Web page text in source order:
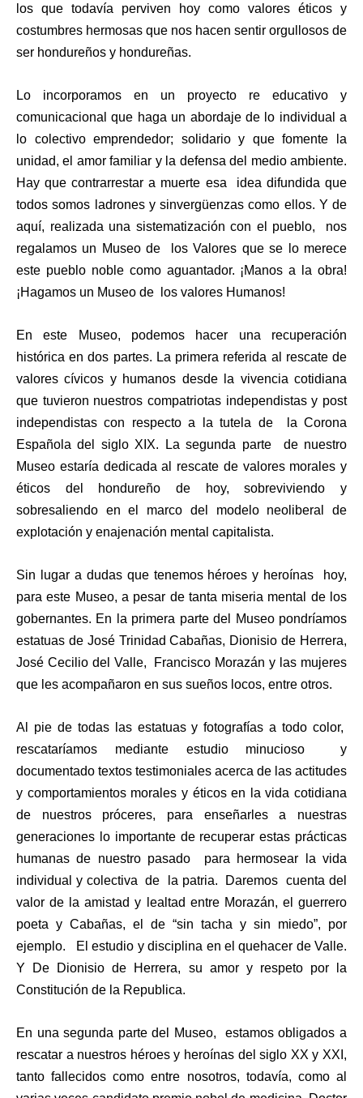
los que todavía perviven hoy como valores éticos y
costumbres hermosas que nos hacen sentir orgullosos de
ser hondureños y hondureñas.
Lo incorporamos en un proyecto re educativo y
comunicacional que haga un abordaje de lo individual a
lo colectivo emprendedor; solidario y que fomente la
unidad, el amor familiar y la defensa del medio ambiente.
Hay que contrarrestar a muerte esa idea difundida que
todos somos ladrones y sinvergüenzas como ellos. Y de
aquí, realizada una sistematización con el pueblo, nos
regalamos un Museo de los Valores que se lo merece
este pueblo noble como aguantador. ¡Manos a la obra!
¡Hagamos un Museo de los valores Humanos!
En este Museo, podemos hacer una recuperación
histórica en dos partes. La primera referida al rescate de
valores cívicos y humanos desde la vivencia cotidiana
que tuvieron nuestros compatriotas independistas y post
independistas con respecto a la tutela de la Corona
Española del siglo XIX. La segunda parte de nuestro
Museo estaría dedicada al rescate de valores morales y
éticos del hondureño de hoy, sobreviviendo y
sobresaliendo en el marco del modelo neoliberal de
explotación y enajenación mental capitalista.
Sin lugar a dudas que tenemos héroes y heroínas hoy,
para este Museo, a pesar de tanta miseria mental de los
gobernantes. En la primera parte del Museo pondríamos
estatuas de José Trinidad Cabañas, Dionisio de Herrera,
José Cecilio del Valle, Francisco Morazán y las mujeres
que les acompañaron en sus sueños locos, entre otros.
Al pie de todas las estatuas y fotografías a todo color,
rescataríamos mediante estudio minucioso y
documentado textos testimoniales acerca de las actitudes
y comportamientos morales y éticos en la vida cotidiana
de nuestros próceres, para enseñarles a nuestras
generaciones lo importante de recuperar estas prácticas
humanas de nuestro pasado para hermosear la vida
individual y colectiva de la patria. Daremos cuenta del
valor de la amistad y lealtad entre Morazán, el guerrero
poeta y Cabañas, el de “sin tacha y sin miedo”, por
ejemplo. El estudio y disciplina en el quehacer de Valle.
Y De Dionisio de Herrera, su amor y respeto por la
Constitución de la Republica.
En una segunda parte del Museo, estamos obligados a
rescatar a nuestros héroes y heroínas del siglo XX y XXI,
tanto fallecidos como entre nosotros, todavía, como al